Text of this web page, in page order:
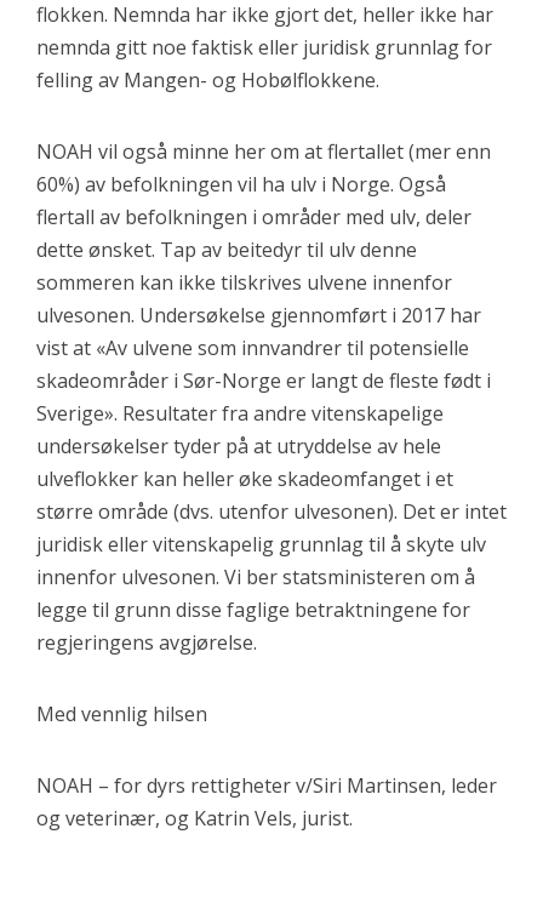
flokken. Nemnda har ikke gjort det, heller ikke har
nemnda gitt noe faktisk eller juridisk grunnlag for
felling av Mangen- og Hobølflokkene.
NOAH vil også minne her om at flertallet (mer enn
60%) av befolkningen vil ha ulv i Norge. Også
flertall av befolkningen i områder med ulv, deler
dette ønsket. Tap av beitedyr til ulv denne
sommeren kan ikke tilskrives ulvene innenfor
ulvesonen. Undersøkelse gjennomført i 2017 har
vist at «Av ulvene som innvandrer til potensielle
skadeområder i Sør-Norge er langt de fleste født i
Sverige». Resultater fra andre vitenskapelige
undersøkelser tyder på at utryddelse av hele
ulveflokker kan heller øke skadeomfanget i et
større område (dvs. utenfor ulvesonen). Det er intet
juridisk eller vitenskapelig grunnlag til å skyte ulv
innenfor ulvesonen. Vi ber statsministeren om å
legge til grunn disse faglige betraktningene for
regjeringens avgjørelse.
Med vennlig hilsen
NOAH – for dyrs rettigheter v/Siri Martinsen, leder
og veterinær, og Katrin Vels, jurist.